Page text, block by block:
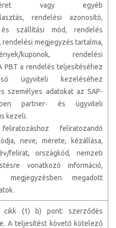
vagy egyéb
rendelési azonosító,
szállítási mód, rendelés
rendelési megjegyzés tartalma,
kuponok, rendelési
PBT a rendelés teljesítéséhez
ügyviteli kezeléséhez
személyes adatokat az SAP-
partner- és ügyviteli
kezeli.
feliratozandó
neve, mérete, kézállása,
felirat, országkód, nemzeti
vonatkozó információ,
megjegyzésben megadott
cikk (1) b) pont: szerződés
A teljesítést követő kötelező